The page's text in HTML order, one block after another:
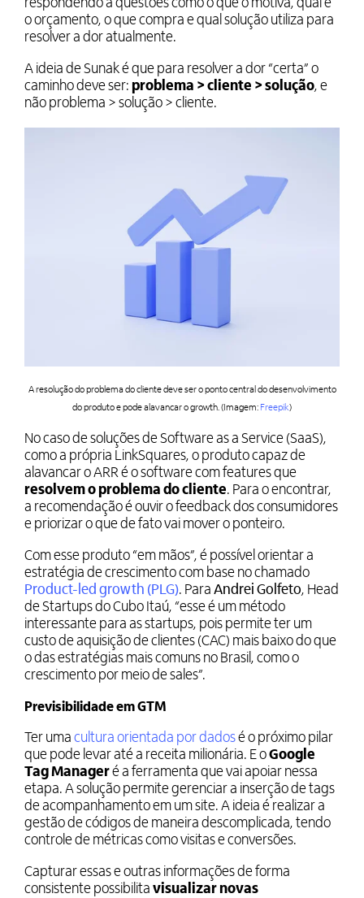
respondendo a questões como o que o motiva, qual é
o orçamento, o que compra e qual solução utiliza para
resolver a dor atualmente.
A ideia de Sunak é que para resolver a dor “certa” o
caminho deve ser: problema > cliente > solução, e
não problema > solução > cliente.
A resolução do problema do cliente deve ser o ponto central do desenvolvimento
do produto e pode alavancar o growth. (Imagem: Freepik)
No caso de soluções de Software as a Service (SaaS),
como a própria LinkSquares, o produto capaz de
alavancar o ARR é o software com features que
resolvem o problema do cliente. Para o encontrar,
a recomendação é ouvir o feedback dos consumidores
e priorizar o que de fato vai mover o ponteiro.
Com esse produto “em mãos”, é possível orientar a
estratégia de crescimento com base no chamado
Product-led growth (PLG). Para Andrei Golfeto, Head
de Startups do Cubo Itaú, “esse é um método
interessante para as startups, pois permite ter um
custo de aquisição de clientes (CAC) mais baixo do que
o das estratégias mais comuns no Brasil, como o
crescimento por meio de sales”.
Previsibilidade em GTM
Ter uma cultura orientada por dadosé o próximo pilar
que pode levar até a receita milionária. E oGoogle
Tag Manageré a ferramenta que vai apoiar nessa
etapa. A solução permite gerenciar a inserção de tags
de acompanhamento em um site. A ideia é realizar a
gestão de códigos de maneira descomplicada, tendo
controle de métricas como visitas e conversões.
Capturar essas e outras informações de forma
consistente possibilita visualizar novas